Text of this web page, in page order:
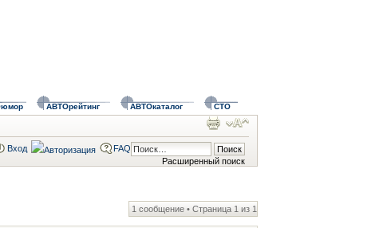
АВТОрейтинг АВТОкаталог СТО
Расширенный поиск
Вход FAQ
1 сообщение • Страница 1 из 1